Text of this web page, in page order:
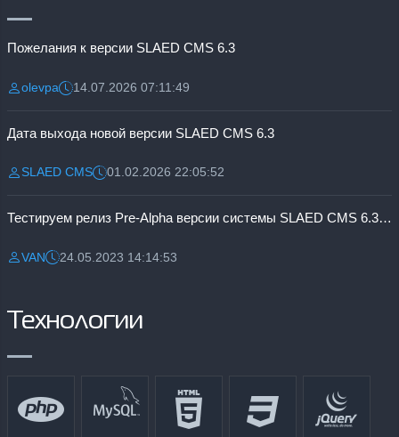
Пожелания к версии SLAED CMS 6.3
Разместил:
olevpaДата:14.07.2026 07:11:49
Дата выхода новой версии SLAED CMS 6.3
Разместил:
SLAED CMSДата:01.02.2026 22:05:52
Тестируем релиз Pre-Alpha версии системы SLAED CMS 6.3 Pro
Разместил:
VANДата:24.05.2023 14:14:53
Технологии